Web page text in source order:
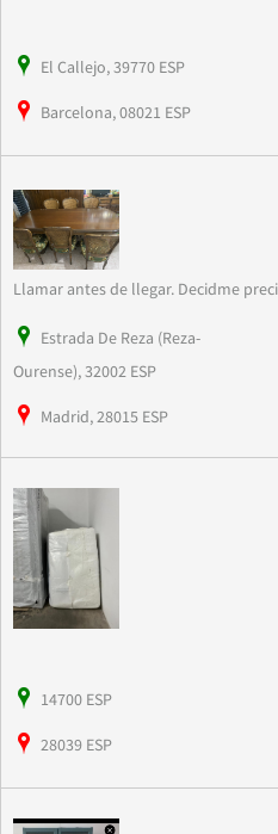
El Callejo, 39770 ESP
Barcelona, 08021 ESP
Llamar antes de llegar. Decidme
Estrada De Reza (Reza-
Ourense), 32002 ESP
Madrid, 28015 ESP
14700 ESP
28039 ESP